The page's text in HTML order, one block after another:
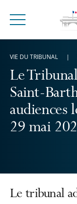
Menu
Le
Saint-
audiences
29 mai
VIE DU TRIBUNAL
Le tribunal